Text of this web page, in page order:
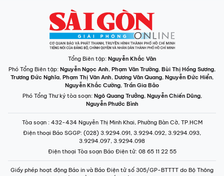
Tổng Biên tập: Nguyễn Khắc Văn
Phó Tổng Biên tập: Nguyễn Ngọc Anh, Phạm Văn Trường, Bùi Thị Hồng Sương,
Trương Đức Nghĩa, Phạm Thị Vân Anh, Dương Văn Quang, Nguyễn Đức Hiển,
Nguyễn Khắc Cường, Trần Gia Bảo
Phó Tổng Thư ký tòa soạn: Ngô Quang Trưởng, Nguyễn Chiến Dũng,
Nguyễn Phước Bình
Tòa soạn : 432-434 Nguyễn Thị Minh Khai, Phường Bàn Cờ, TP.HCM
Điện thoại Báo SGGP: (028) 3.9294.091, 3.9294.092, 3.9294.093,
3.9294.097, 3.9294.098
Điện thoại Tòa soạn Báo Điện tử: 08 65 11 22 55
Giấy phép hoạt động Báo in và Báo Điện tử số 305/GP-BTTTT do Bộ Thông